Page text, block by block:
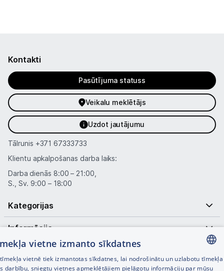
Kontakti
Pasūtījuma statuss
Veikalu meklētājs
Uzdot jautājumu
Tālrunis +371 67333733
Klientu apkalpošanas darba laiks:
Darba dienās 8:00 – 21:00,
S., Sv. 9:00 – 18:00
Kategorijas
Informācija
Noderīgas saites
LATVIAN
vietne izmanto sīkdatnes
vietnē tiek izmantotas sīkdatnes, lai nodrošinātu un uzlabotu tīmekļa
darbību, sniegtu vietnes apmeklētājiem pielāgotu informāciju par mūsu